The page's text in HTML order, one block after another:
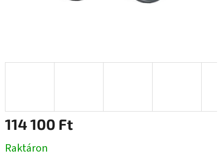
114 100 Ft
Raktáron